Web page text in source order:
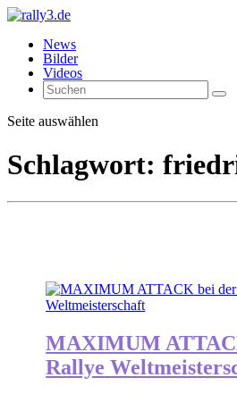
News
Bilder
Videos
Seite auswählen
Schlagwort:
MAXIMUM
Rallye